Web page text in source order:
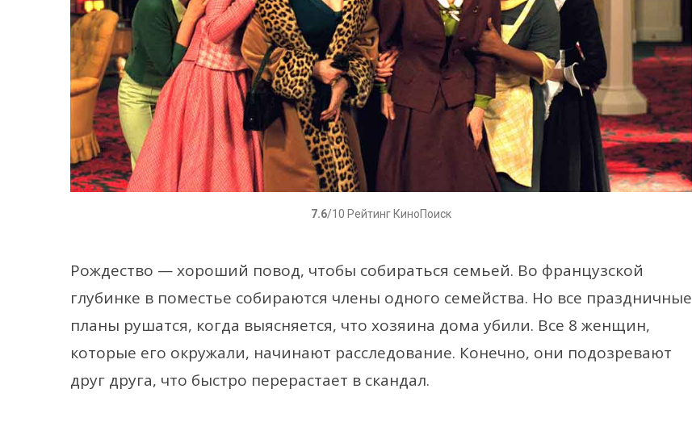
7.6/10 Рейтинг КиноПоиск
Рождество — хороший повод, чтобы собираться семьей. Во французской
глубинке в поместье собираются члены одного семейства. Но все праздничные
планы рушатся, когда выясняется, что хозяина дома убили. Все 8 женщин,
которые его окружали, начинают расследование. Конечно, они подозревают
друг друга, что быстро перерастает в скандал.